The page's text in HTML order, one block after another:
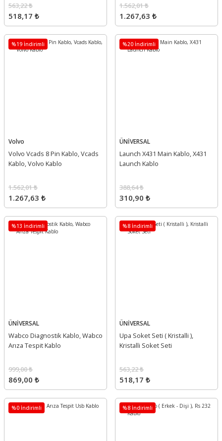
518,17 ₺
563,22 ₺
1.267,63 ₺
1.562,01 ₺
%19 İndirimli
Volvo
Volvo Vcads 8 Pin Kablo, Vcads
Kablo, Volvo Kablo
1.267,63 ₺
1.562,01 ₺
%20 İndirimli
ÜNİVERSAL
Launch X431 Main Kablo, X431
Launch Kablo
310,90 ₺
388,64 ₺
%13 İndirimli
ÜNİVERSAL
Wabco Diagnostik Kablo, Wabco
Arıza Tespit Kablo
869,00 ₺
999,00 ₺
%8 İndirimli
ÜNİVERSAL
Upa Soket Seti ( Kristalli ),
Kristalli Soket Seti
518,17 ₺
563,22 ₺
%0 İndirimli %8 İndirimli